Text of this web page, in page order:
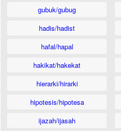
gubuk/gubug
hadis/hadist
hafal/hapal
hakikat/hakekat
hierarki/hirarki
hipotesis/hipotesa
ijazah/ijasah